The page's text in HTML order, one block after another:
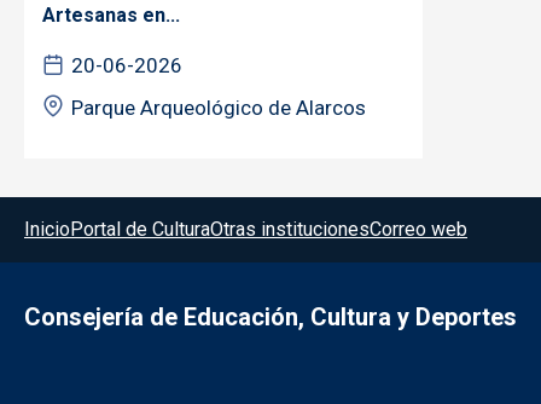
Artesanas en...
20-06-2026
Parque Arqueológico de Alarcos
Menú del pie
InicioPortal de CulturaOtras institucionesCorreo web
Consejería de Educación, Cultura y Deportes